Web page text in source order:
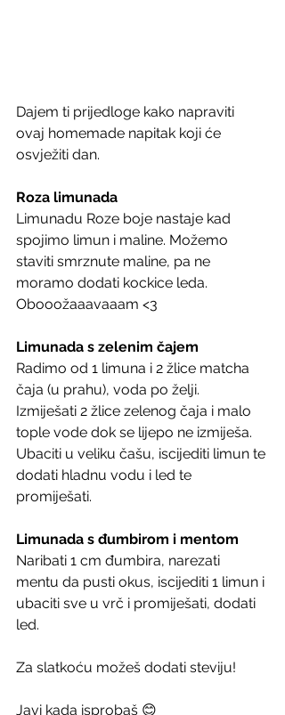
Dajem ti prijedloge kako napraviti
ovaj homemade napitak koji će
osvježiti dan.
Roza limunada
Limunadu Roze boje nastaje kad
spojimo limun i maline. Možemo
staviti smrznute maline, pa ne
moramo dodati kockice leda.
Obooožaaavaaam <3
Limunada s zelenim čajem
Radimo od 1 limuna i 2 žlice matcha
čaja (u prahu), voda po želji.
Izmiješati 2 žlice zelenog čaja i malo
tople vode dok se lijepo ne izmiješa.
Ubaciti u veliku čašu, iscijediti limun te
dodati hladnu vodu i led te
promiješati.
Limunada s đumbirom i mentom
Naribati 1 cm đumbira, narezati
mentu da pusti okus, iscijediti 1 limun i
ubaciti sve u vrč i promiješati, dodati
led.
Za slatkoću možeš dodati steviju!
Javi kada isprobaš 😊